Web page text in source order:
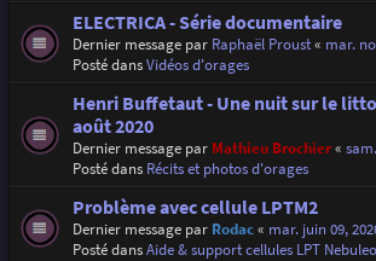
ELECTRICA - Série documentaire
Dernier message par Raphaël Proust« mar.
Posté dansVidéos d'orages
Henri Buffetaut - Une nuit sur le
août 2020
Dernier message par Mathieu Brochier«
Posté dans Récits et photos d'orages
Problème avec cellule LPTM2
Dernier message par Rodac« mar. juin 09,
Posté dansAide & support cellules LPT